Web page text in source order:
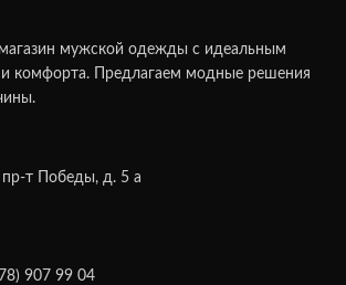
магазин мужской одежды с идеальным
и комфорта. Предлагаем модные решения
т Победы, д. 5 а
907 99 04